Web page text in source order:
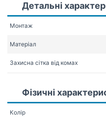
Детальні
Монтаж
Матеріал
Захисна сітка від комах
Фізичні
Колір